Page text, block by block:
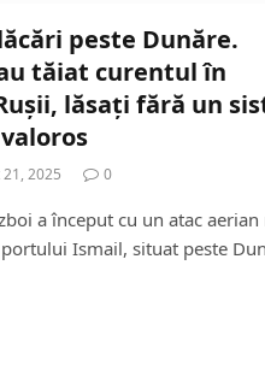
peste Dunăre.
tăiat curentul în
lăsați fără un
2025 0
a început cu un atac aerian
Ismail, situat peste